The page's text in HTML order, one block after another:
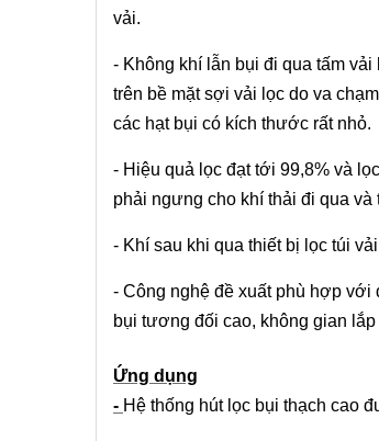
vải.
- Không khí lẫn bụi đi qua tấm
trên bề mặt sợi vải lọc do va
các hạt bụi có kích thước rất nhỏ.
- Hiệu quả lọc đạt tới 99,8% và
phải ngưng cho khí thải đi qua
- Khí sau khi qua thiết bị lọc túi
- Công nghệ đề xuất phù hợp với
bụi tương đối cao, không gian lắp
Ứng dụng
- Hệ thống hút lọc bụi thạch cao